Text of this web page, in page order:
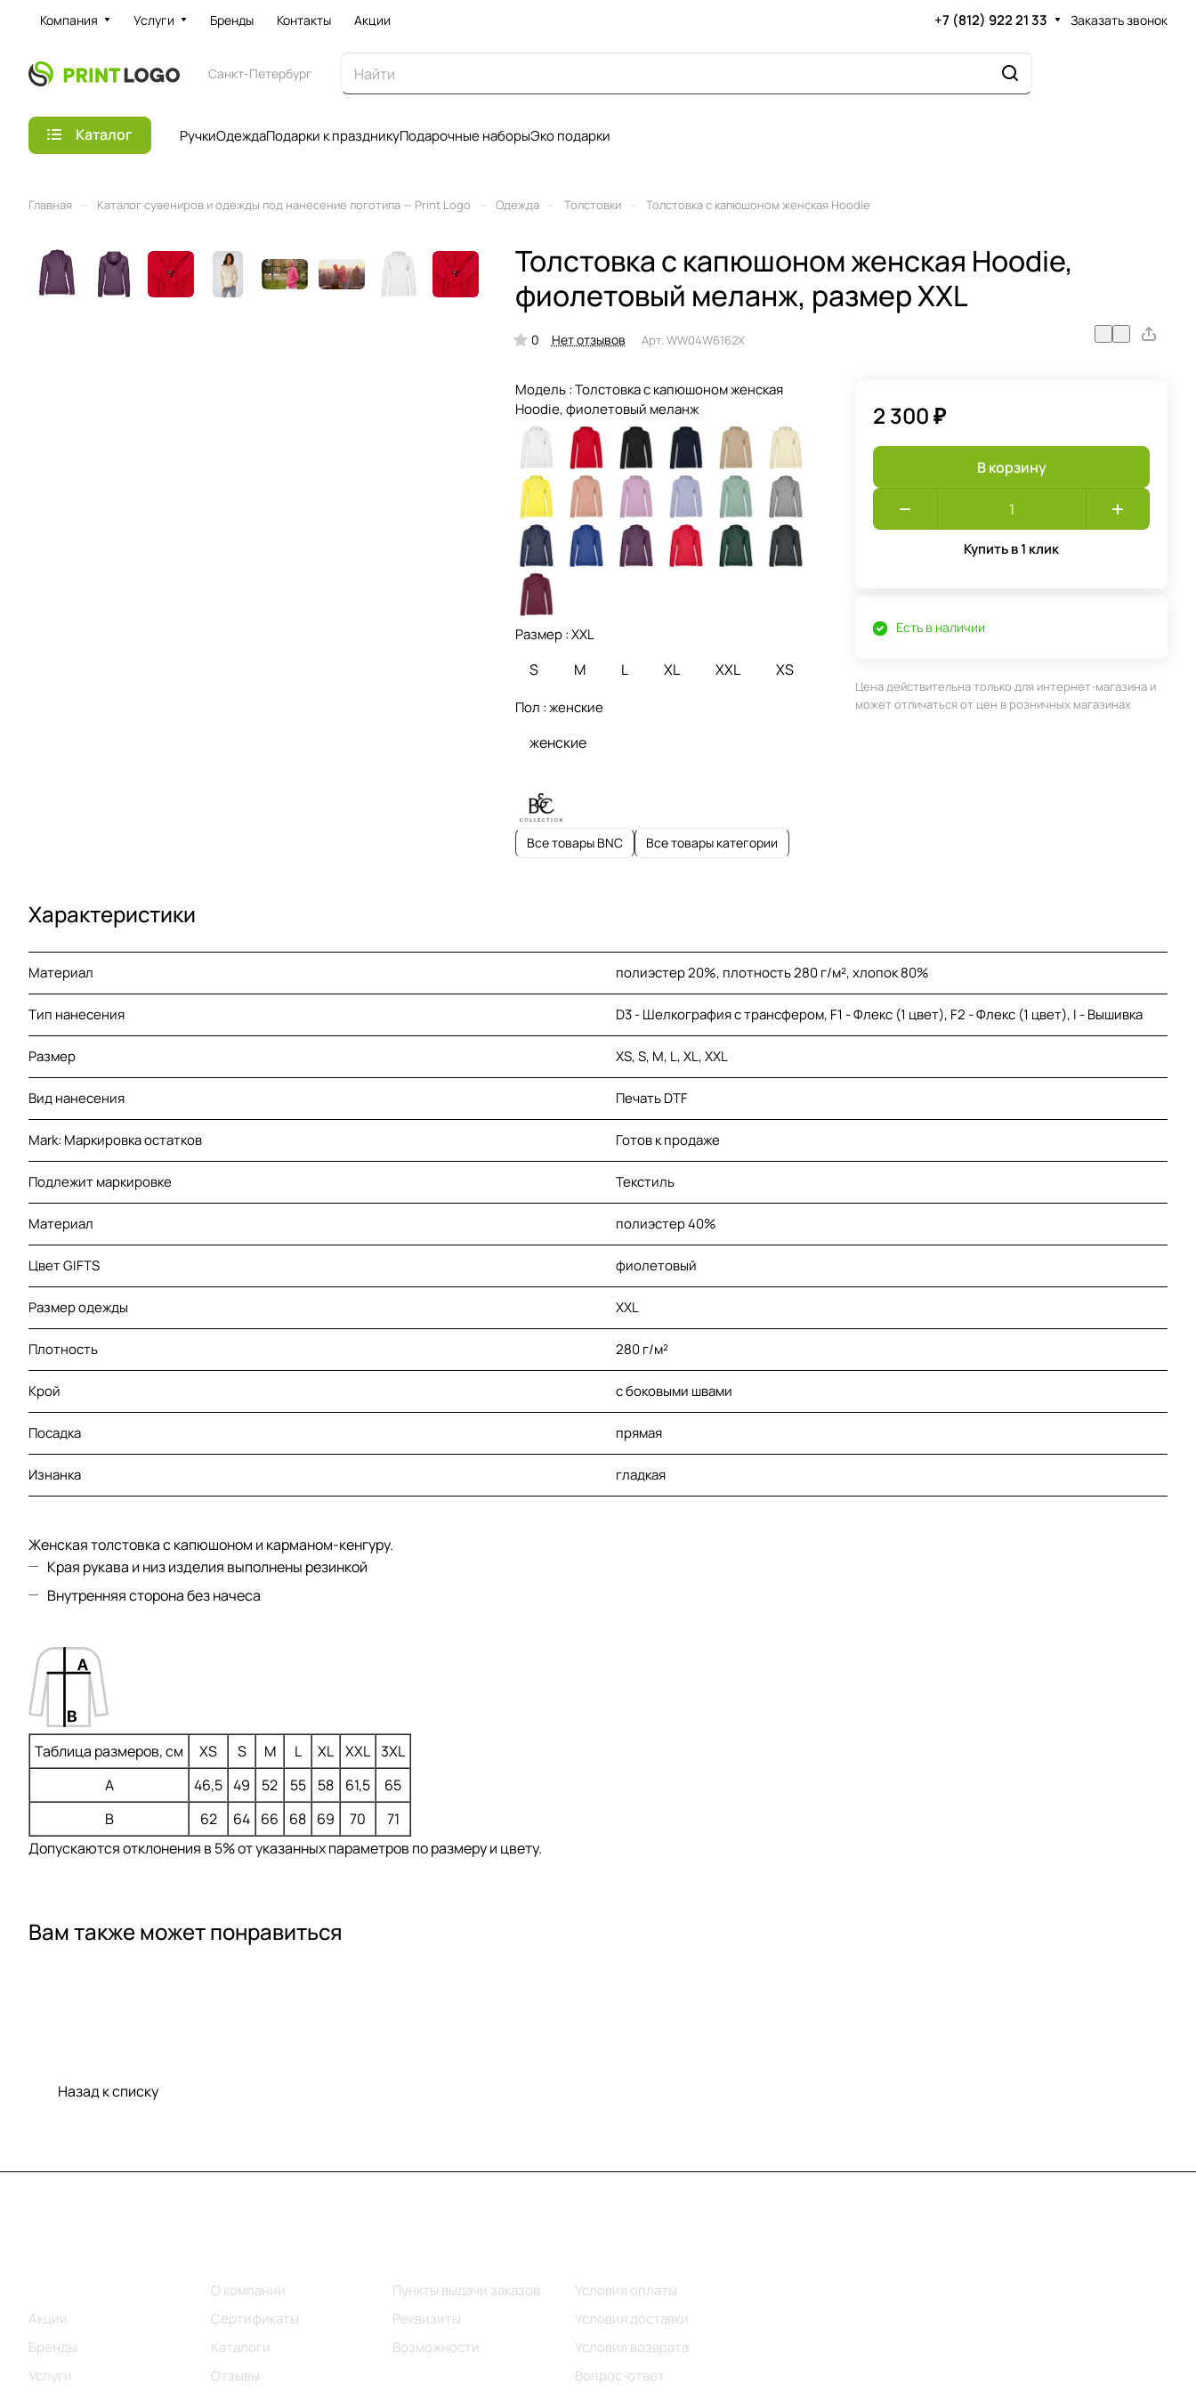
Компания Услуги Бренды Контакты Акции +7 (812) 922 21 33 Заказать звонок
Санкт-Петербург
Каталог РучкиОдеждаПодарки к праздникуПодарочные наборыЭко подарки
Главная Каталог сувениров и одежды под нанесение логотипа — Print Logo Одежда Толстовки Толстовка с капюшоном женская Hoodie
Толстовка с капюшоном женская Hoodie,
фиолетовый меланж, размер XXL
0 Нет отзывов Арт. WW04W6162X
Модель :Толстовка с капюшоном женская
Hoodie, фиолетовый меланж
Размер :XXL
S M L XL XXL XS
Пол :женские
женские
Все товары BNC Все товары категории
2 300 ₽
В корзину
Купить в 1 клик
Есть в наличии
Цена действительна только для интернет-магазина и
может отличаться от цен в розничных магазинах
Характеристики
Материал полиэстер 20%, плотность 280 г/м², хлопок 80%
Тип нанесения D3 - Шелкография с трансфером, F1 - Флекс (1 цвет), F2 - Флекс (1 цвет), I - Вышивка
Размер XS, S, M, L, XL, XXL
Вид нанесения Печать DTF
Mark: Маркировка остатков Готов к продаже
Подлежит маркировке Текстиль
Материал полиэстер 40%
Цвет GIFTS фиолетовый
Размер одежды XXL
Плотность 280 г/м²
Крой с боковыми швами
Посадка прямая
Изнанка гладкая
Женская толстовка с капюшоном и карманом-кенгуру.
Края рукава и низ изделия выполнены резинкой
Внутренняя сторона без начеса
Таблица размеров, см XS S M L XL XXL 3XL
A
46,5 49 52 55 58 61,5
65
B
62 64 66 68 69 70
71
Допускаются отклонения в 5% от указанных параметров по размеру и цвету.
Вам также может понравиться
Назад к списку
Акции
Бренды
Услуги
О компании
Сертификаты
Каталоги
Отзывы
Пункты выдачи заказов
Реквизиты
Возможности
Условия оплаты
Условия доставки
Условия возврата
Вопрос-ответ